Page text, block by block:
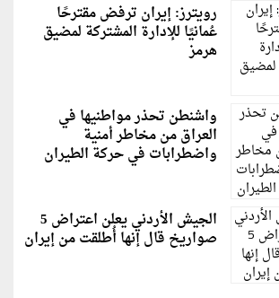
رويترز: إيران ترفض مقترحًا
عُمانيًا للإدارة المشتركة لمضيق
هرمز
واشنطن تحذر مواطنيها في
العراق من مخاطر أمنية
واضطرابات في حركة الطيران
الجيش الأردني يعلن اعتراض 5
صواريخ قال إنها أُطلقت من إيران